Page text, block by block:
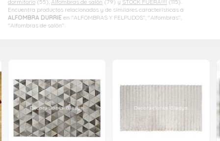
dormitorio (55), Alfombras de salón (79) y STOCK FUERA!!!! (115).
Encuentra productos relacionados y de similares características a
ALFOMBRA DURRIE en "ALFOMBRAS Y FELPUDOS", "Alfombras",
"Alfombras de salón".